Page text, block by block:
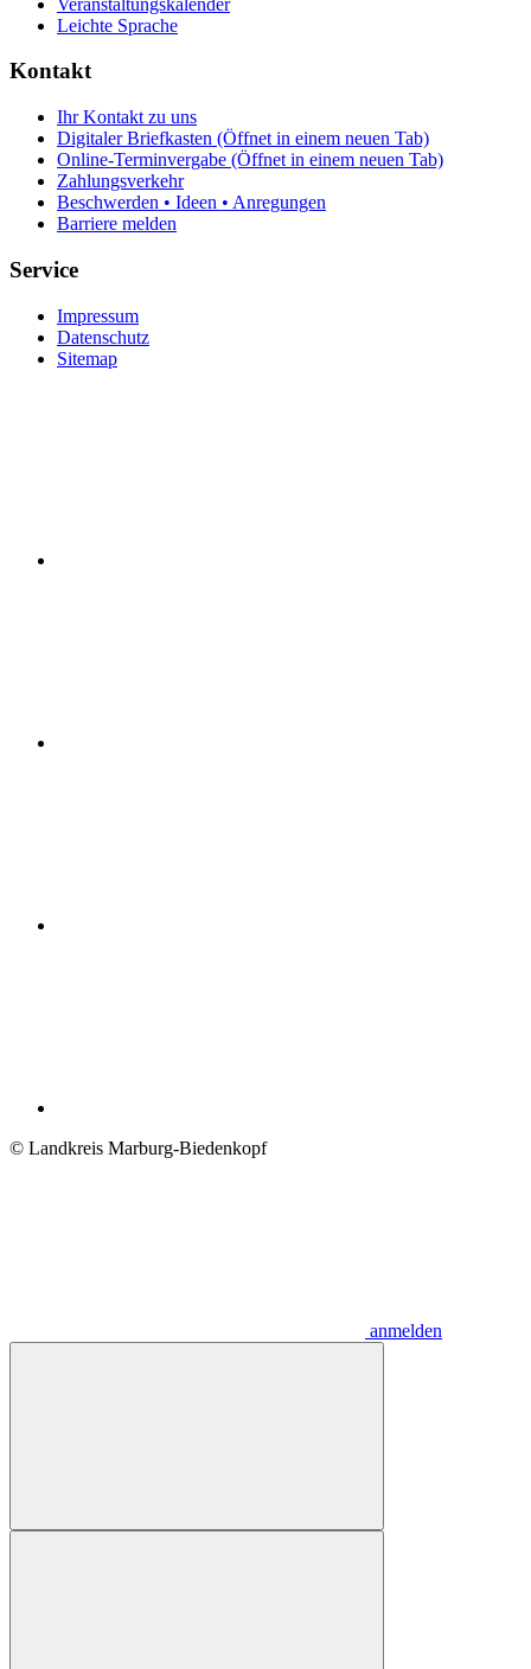
Leichte Sprache
Kontakt
Ihr Kontakt zu uns
Digitaler Briefkasten (Öffnet in einem neuen Tab)
Online-Terminvergabe (Öffnet in einem neuen Tab)
Zahlungsverkehr
Beschwerden • Ideen • Anregungen
Barriere melden
Service
Impressum
Datenschutz
Sitemap
© Landkreis Marburg-Biedenkopf
anmelden